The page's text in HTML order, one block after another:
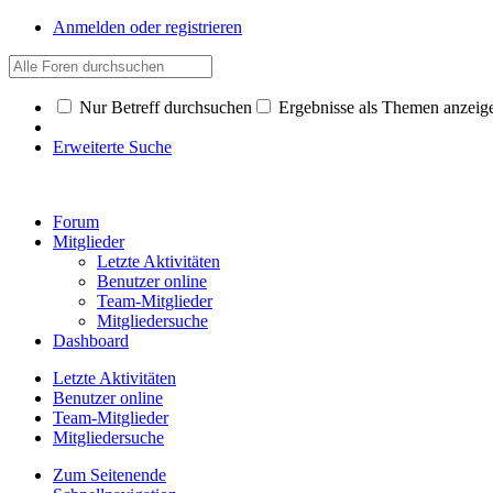
Anmelden oder registrieren
Nur Betreff durchsuchen Ergebnisse als Themen
Erweiterte Suche
Forum
Mitglieder
Letzte Aktivitäten
Benutzer online
Team-Mitglieder
Mitgliedersuche
Dashboard
Letzte Aktivitäten
Benutzer online
Team-Mitglieder
Mitgliedersuche
Zum Seitenende